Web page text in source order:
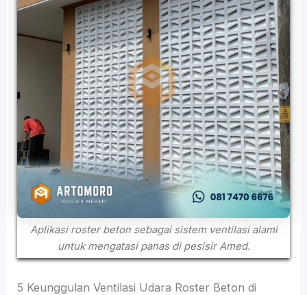
Aplikasi roster beton sebagai sistem ventilasi alami
untuk mengatasi panas di pesisir Amed.
5 Keunggulan Ventilasi Udara Roster Beton di